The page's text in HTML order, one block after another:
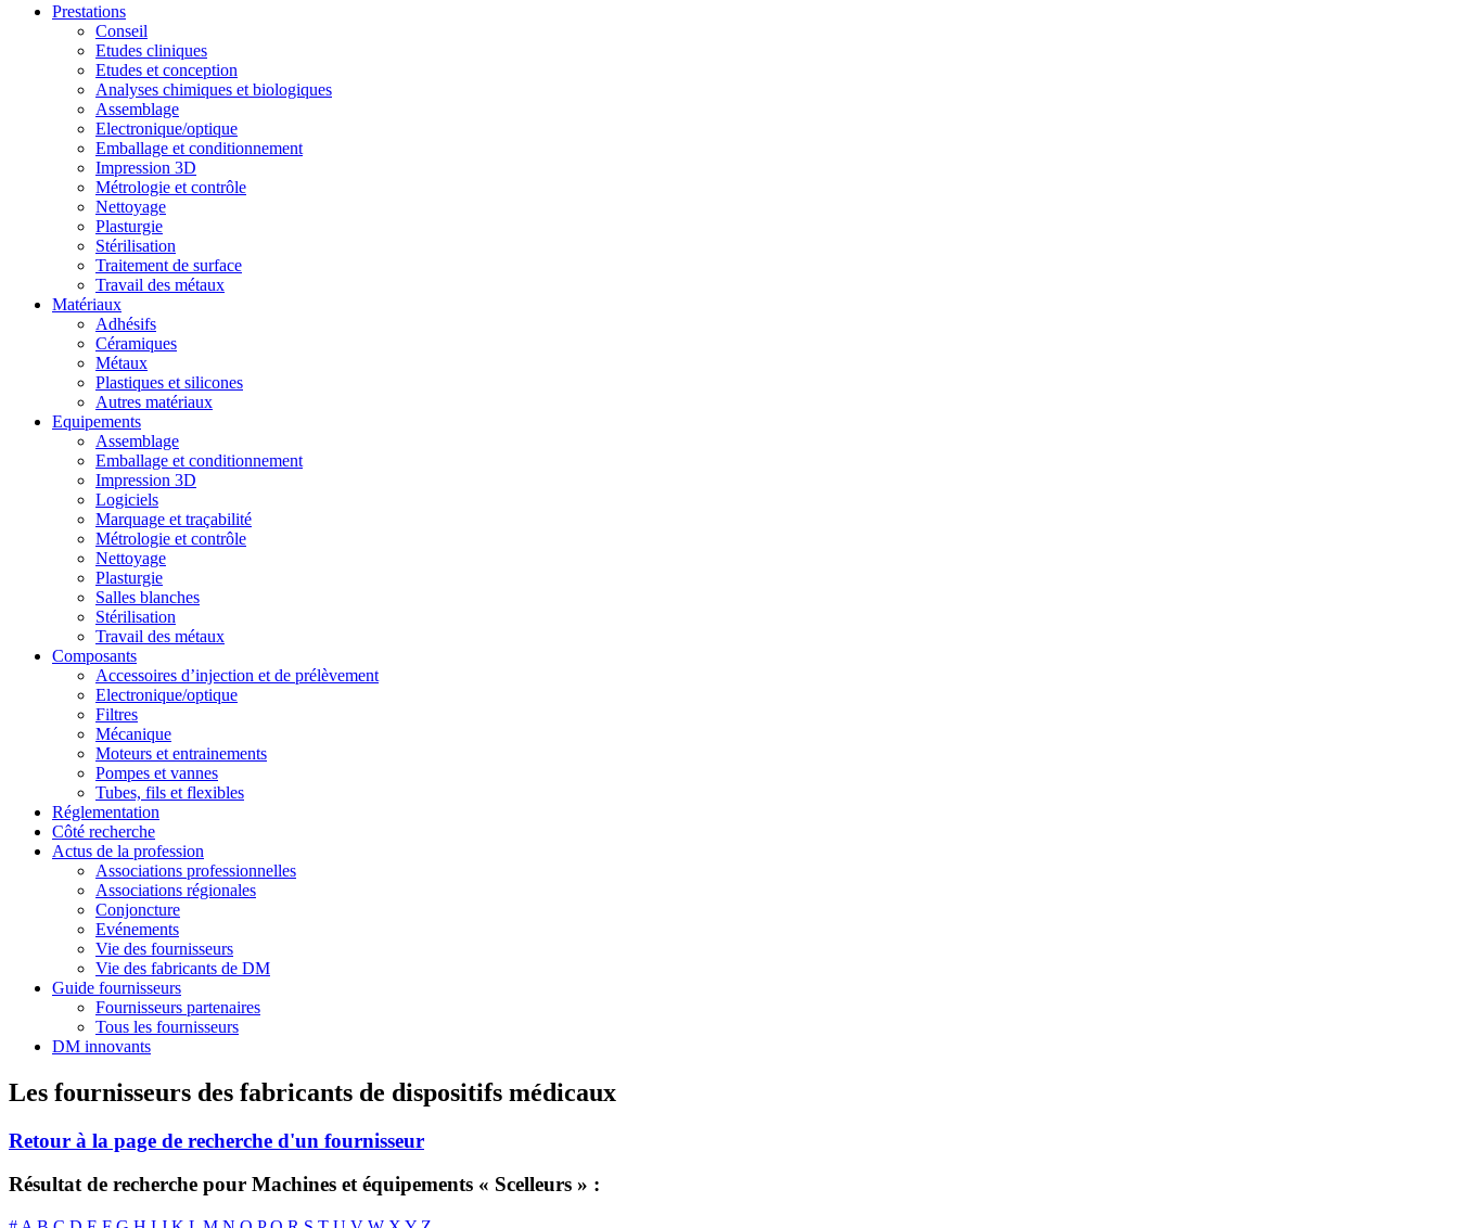
Prestations
Conseil
Etudes cliniques
Etudes et conception
Analyses chimiques et biologiques
Assemblage
Electronique/optique
Emballage et conditionnement
Impression 3D
Métrologie et contrôle
Nettoyage
Plasturgie
Stérilisation
Traitement de surface
Travail des métaux
Matériaux
Adhésifs
Céramiques
Métaux
Plastiques et silicones
Autres matériaux
Equipements
Assemblage
Emballage et conditionnement
Impression 3D
Logiciels
Marquage et traçabilité
Métrologie et contrôle
Nettoyage
Plasturgie
Salles blanches
Stérilisation
Travail des métaux
Composants
Accessoires d’injection et de prélèvement
Electronique/optique
Filtres
Mécanique
Moteurs et entrainements
Pompes et vannes
Tubes, fils et flexibles
Réglementation
Côté recherche
Actus de la profession
Associations professionnelles
Associations régionales
Conjoncture
Evénements
Vie des fournisseurs
Vie des fabricants de DM
Guide fournisseurs
Fournisseurs partenaires
Tous les fournisseurs
DM innovants
Les fournisseurs des fabricants de dispositifs médicaux
Retour à la page de recherche d'un fournisseur
Résultat de recherche pour Machines et équipements « Scelleurs » :